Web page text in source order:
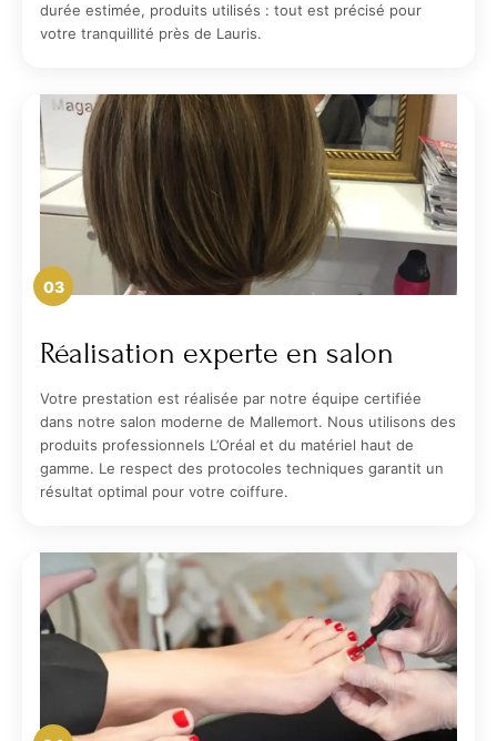
durée estimée, produits utilisés : tout est précisé pour
votre tranquillité près de Lauris.
03
Réalisation experte en salon
Votre prestation est réalisée par notre équipe certifiée
dans notre salon moderne de Mallemort. Nous utilisons des
produits professionnels L’Oréal et du matériel haut de
gamme. Le respect des protocoles techniques garantit un
résultat optimal pour votre coiffure.